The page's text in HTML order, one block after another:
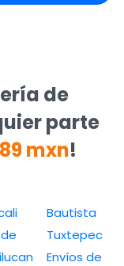
de
parte
mxn!
Bautista
Tuxtepec
Envíos de